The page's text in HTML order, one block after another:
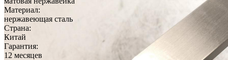
Материал:
нержавеющая сталь
Страна:
Китай
Гарантия:
12 месяцев